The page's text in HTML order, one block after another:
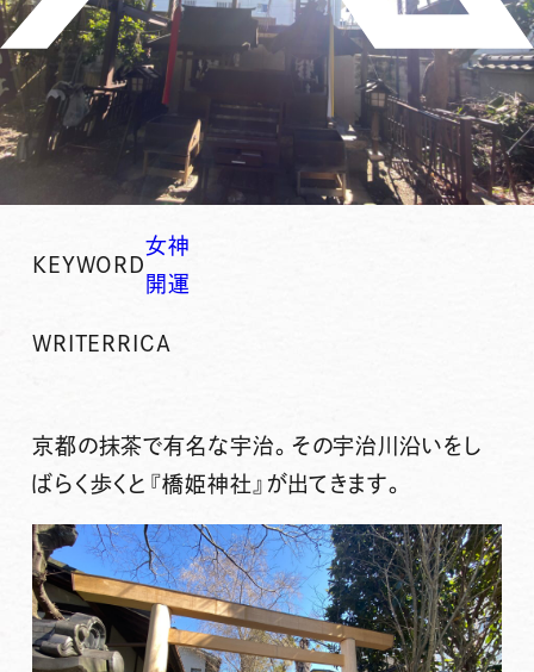
KEYWORD
女神
開運
WRITER RICA
京都の抹茶で有名な宇治。その宇治川沿いをし
ばらく歩くと『橋姫神社 』が出てきます。